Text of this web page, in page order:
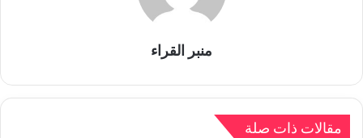
منبر القراء
مقالات ذات صلة